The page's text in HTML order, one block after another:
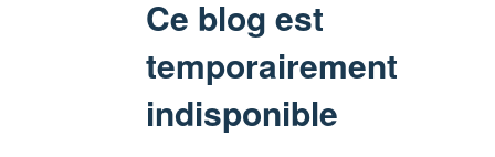
Ce blog est
temporairement
indisponible